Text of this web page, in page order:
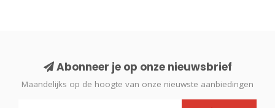
Abonneer je op onze nieuwsbrief
Maandelijks op de hoogte van onze nieuwste aanbiedingen